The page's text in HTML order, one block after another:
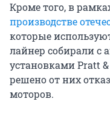
Кроме того, в
производстве
которые
лайнер собирали
установками Pratt
решено от них
моторов.